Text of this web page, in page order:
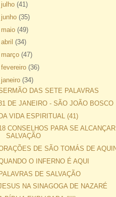
julho (41)
junho (35)
maio (49)
abril (34)
março (47)
fevereiro (36)
janeiro (34)
DAS SETE PALAVRAS
DE JANEIRO - SÃO JOÃO BOSCO
VIDA ESPIRITUAL (41)
CONSELHOS PARA SE
SALVAÇÃO
DE SÃO TOMÁS DE
O INFERNO É AQUI
DE SALVAÇÃO
NA SINAGOGA DE NAZARÉ